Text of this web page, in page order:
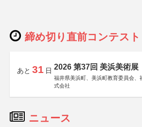
締め切り直前コンテスト
あと 31 日 2026 第37回 美浜美術展
福井県美浜町、美浜町教育委員会、
式会社
ニュース